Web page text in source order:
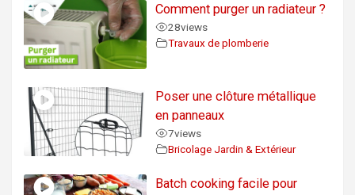
Comment purger un radiateur ?
28views
Travaux de plomberie
Poser une clôture métallique
en panneaux
7views
Bricolage Jardin & Extérieur
Batch cooking facile pour